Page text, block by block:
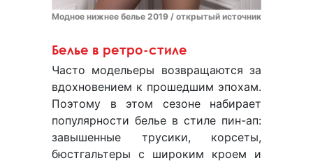
Модное нижнее белье 2019 / открытый источник
Белье в ретро-стиле
Часто модельеры возвращаются за
вдохновением к прошедшим эпохам.
Поэтому в этом сезоне набирает
популярности белье в стиле пин-ап:
завышенные трусики, корсеты,
бюстгальтеры с широким кроем и